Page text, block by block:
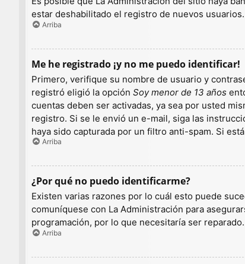
estar deshabilitado el registro de nuevos
Arriba
Me he registrado ¡y no me puedo identificar!
Primero, verifique su nombre de usuario y
registró eligió la opción Soy menor de 13 años
cuentas deben ser activadas, ya sea por usted
registro. Si se le envió un e-mail, siga las
haya sido capturada por un filtro anti-spam. Si
Arriba
¿Por qué no puedo identificarme?
Existen varias razones por lo cuál esto puede
comuníquese con La Administración para
programación, por lo que necesitaría ser reparado.
Arriba